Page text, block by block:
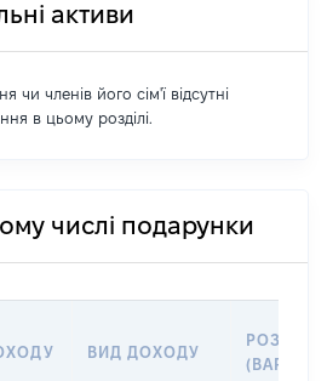
активи
чи членів його сім'ї відсутні
в цьому розділі.
числі подарунки
ВИД ДОХОДУ
РОЗМІР